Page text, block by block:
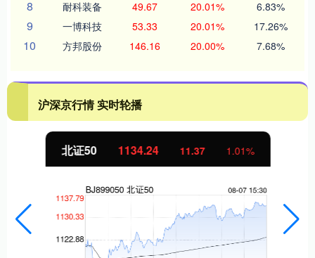
8 耐科装备 49.67 20.01% 6.83%
9 一博科技 53.33 20.01% 17.26%
10 方邦股份 146.16 20.00% 7.68%
沪深京行情 实时轮播
北证50 1134.24 11.37 1.01%